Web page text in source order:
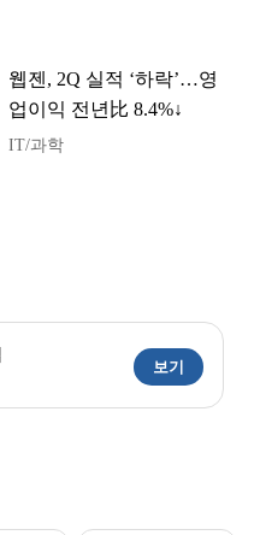
웹젠, 2Q 실적 ‘하락’…영
업이익 전년比 8.4%↓
IT/과학
보기